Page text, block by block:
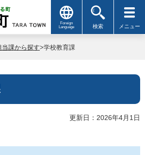
Foreign
Language
検索 メニュー
当課から探す>学校教育課
更新日：2026年4月1日